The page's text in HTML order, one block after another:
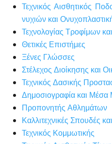
Τεχνικός Αισθητικός
νυχιών και
Τεχνολογίας Τροφίμων
Θετικές Επιστήμες
Ξένες Γλώσσες
Στέλεχος Διοίκησης και
Τεχνικός Δασικής
Δημοσιογραφία και
Προπονητής Αθλημάτων
Καλλιτεχνικές Σπουδές
Τεχνικός Κομμωτικής